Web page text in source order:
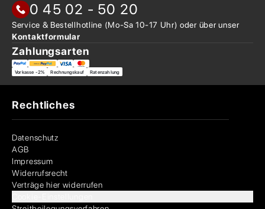
0 45 02 - 50 20
Service & Bestellhotline (Mo-Sa 10-17 Uhr) oder überunser
Kontaktformular
Zahlungsarten
Vorkasse -2% Rechnungskauf Ratenzahlung
Rechtliches
Datenschutz
AGB
Impressum
Widerrufsrecht
Verträge hier widerrufen